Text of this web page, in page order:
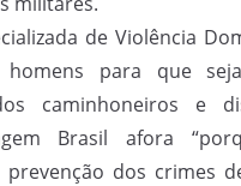
de Violência
para que
caminhoneiros e
Brasil afora
dos crimes